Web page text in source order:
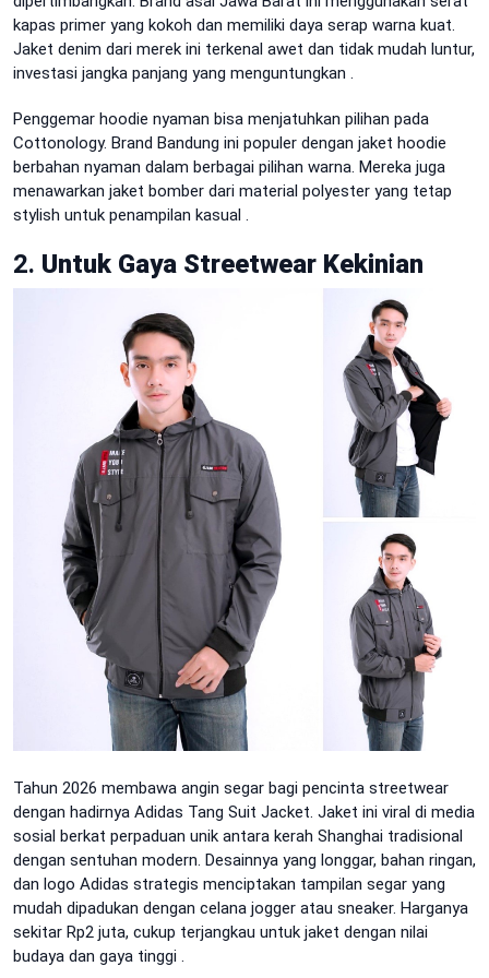
kapas primer yang kokoh dan memiliki daya serap warna kuat.
Jaket denim dari merek ini terkenal awet dan tidak mudah luntur,
investasi jangka panjang yang menguntungkan .
Penggemar hoodie nyaman bisa menjatuhkan pilihan pada
Cottonology. Brand Bandung ini populer dengan jaket hoodie
berbahan nyaman dalam berbagai pilihan warna. Mereka juga
menawarkan jaket bomber dari material polyester yang tetap
stylish untuk penampilan kasual .
2. Untuk Gaya Streetwear Kekinian
Tahun 2026 membawa angin segar bagi pencinta streetwear
dengan hadirnya Adidas Tang Suit Jacket. Jaket ini viral di media
sosial berkat perpaduan unik antara kerah Shanghai tradisional
dengan sentuhan modern. Desainnya yang longgar, bahan ringan,
dan logo Adidas strategis menciptakan tampilan segar yang
mudah dipadukan dengan celana jogger atau sneaker. Harganya
sekitar Rp2 juta, cukup terjangkau untuk jaket dengan nilai
budaya dan gaya tinggi